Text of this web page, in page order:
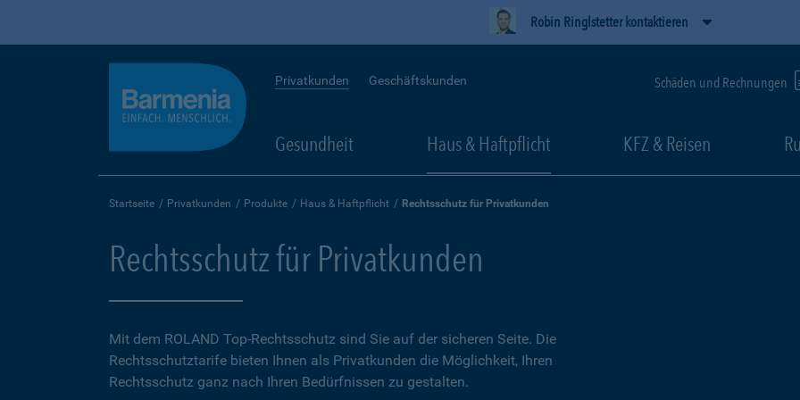
Robin Ringlstetter kontaktieren
Privatkunden Geschäftskunden Schäden und Rechnungen
Gesundheit Haus & Haftpflicht KFZ & Reisen
Startseite Privatkunden Produkte Haus & Haftpflicht Rechtsschutz für Privatkunden
Rechtsschutz für Privatkunden
Mit dem ROLAND Top-Rechtsschutz sind Sie auf der sicheren Seite. Die
Rechtsschutztarife bieten Ihnen als Privatkunden die Möglichkeit, Ihren
Rechtsschutz ganz nach Ihren Bedürfnissen zu gestalten.